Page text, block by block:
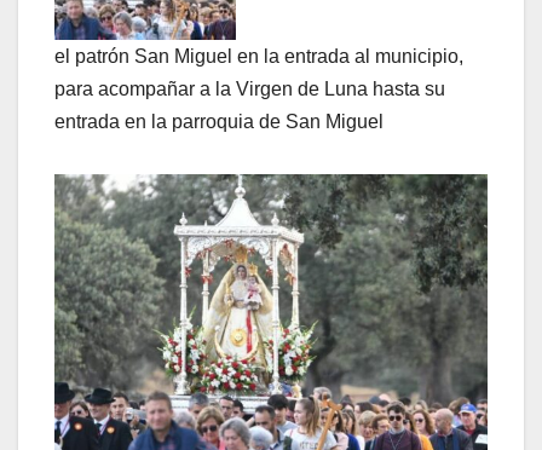
el patrón San Miguel en la entrada al municipio,
para acompañar a la Virgen de Luna hasta su
entrada en la parroquia de San Miguel